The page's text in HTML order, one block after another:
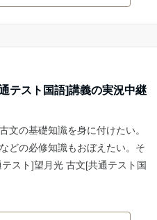
テスト国語]講義の実況中継
文の基礎知識を身に付けたい。
どの必修知識もおぼえたい。そ
スト]望月光 古文[共通テスト国